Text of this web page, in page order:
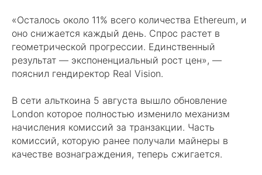
«Осталось около 11% всего количества Ethereum, и
оно снижается каждый день. Спрос растет в
геометрической прогрессии. Единственный
результат — экспоненциальный рост цен», —
пояснил гендиректор Real Vision.
В сети альткоина 5 августа вышло обновление
London которое полностью изменило механизм
начисления комиссий за транзакции. Часть
комиссий, которую ранее получали майнеры в
качестве вознаграждения, теперь сжигается.